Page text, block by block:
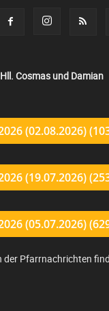
Cosmas und Damian
(02.08.2026)
(19.07.2026)
(05.07.2026)
der Pfarrnachrichten